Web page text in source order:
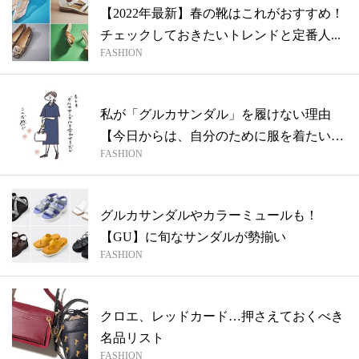
【2022年最新】春の靴はこれがおすすめ！
チェックしておきたいトレンドと定番人...
FASHION
私が「グルカサンダル」を履けない理由
【今日からは、自分のために服を着たい
vol....
FASHION
グルカサンダルやカラーミュールも！
【GU】に旬なサンダルが勢揃い
FASHION
クロエ、レッドカード…押さえておくべき
名品リスト
FASHION